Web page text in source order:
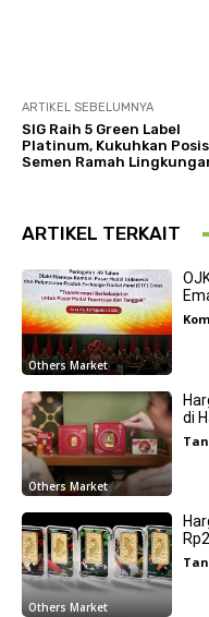
ARTIKEL SEBELUMNYA
SIG Raih 5 Green Label
Platinum, Kukuhkan
Semen Ramah
ARTIKEL TERKAIT
Others Market
Others Market
di
Others Market